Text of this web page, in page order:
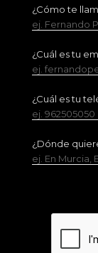
¿Cómo te
ej. Fernando
¿Cuál es tu
ej.
¿Cuál es tu
ej. 962505050
¿Dónde
ej. En Murcia,